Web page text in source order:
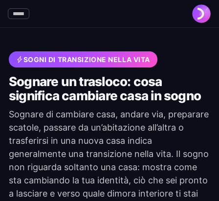
SOGNI DI TRANSIZIONE NELLA VITA
Sognare un trasloco: cosa
significa cambiare casa in sogno
Sognare di cambiare casa, andare via, preparare
scatole, passare da un’abitazione all’altra o
trasferirsi in una nuova casa indica
generalmente una transizione nella vita. Il sogno
non riguarda soltanto una casa: mostra come
sta cambiando la tua identità, ciò che sei pronto
a lasciare e verso quale dimora interiore ti stai